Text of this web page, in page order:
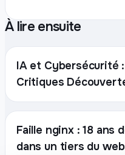
À lire ensuite
IA et Cybersécurité
Critiques
Faille nginx : 18 ans
dans un tiers du web